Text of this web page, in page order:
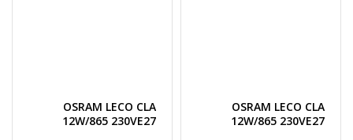
OSRAM LECO CLA
12W/865 230VE27
OSRAM LECO CLA
12W/865 230VE27